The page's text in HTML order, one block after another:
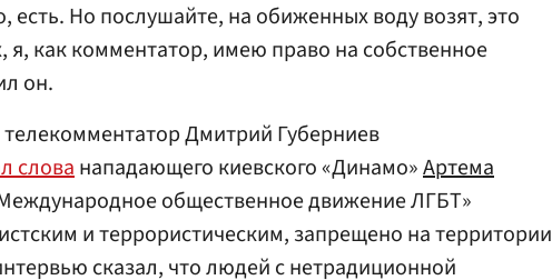
есть. Но послушайте, на обиженных воду возят, это
я, как комментатор, имею право на собственное
он.
Дмитрий Губерниев
слованападающего киевского «Динамо»Артема
общественное движение ЛГБТ»
и террористическим, запрещено на территории
сказал, что людей с нетрадиционной